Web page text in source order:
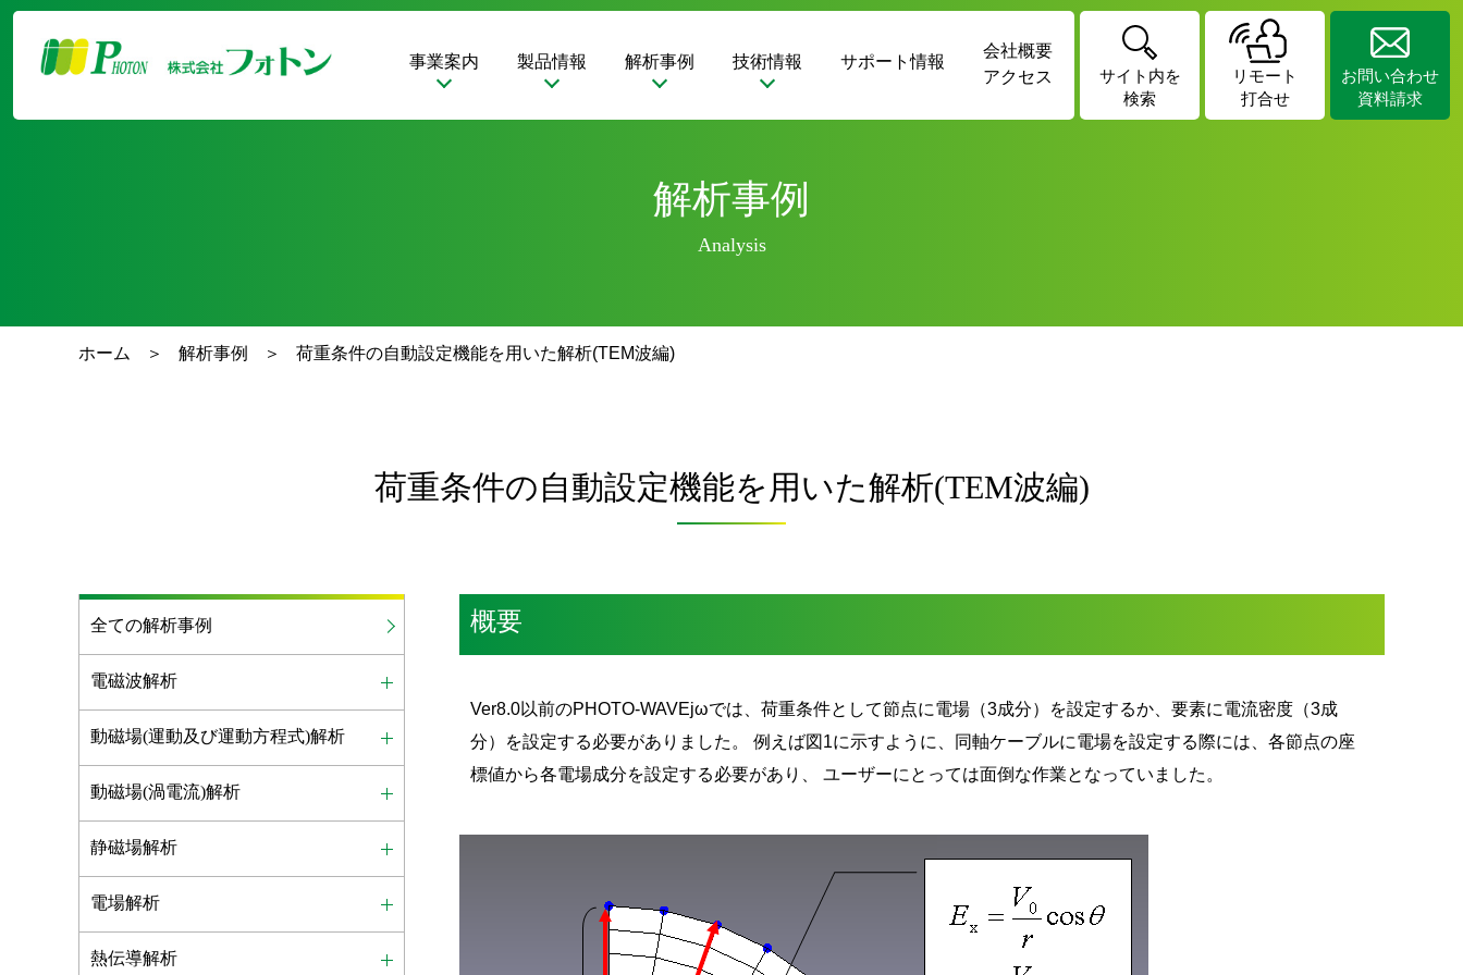
事業案内 製品情報 解析事例 技術情報 サポート情報
会社概要
アクセス
サイト内を
検索
リモート
打合せ
お問い合わせ
資料請求
解析事例
Analysis
ホーム 解析事例 荷重条件の自動設定機能を用いた解析(TEM波編)
荷重条件の自動設定機能を用いた解析(TEM波編)
概要
Ver8.0以前のPHOTO-WAVEjωでは、荷重条件として節点に電場（3成分）を設定するか、要素に電流密度（3成
分）を設定する必要がありました。 例えば図1に示すように、同軸ケーブルに電場を設定する際には、各節点の座
標値から各電場成分を設定する必要があり、 ユーザーにとっては面倒な作業となっていました。
全ての解析事例
電磁波解析
動磁場(運動及び運動方程式)解析
動磁場(渦電流)解析
静磁場解析
電場解析
熱伝導解析